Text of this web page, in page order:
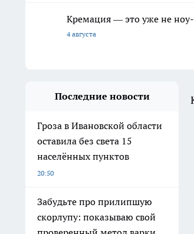
Кремация — это уже не ноу-
4 августа
Последние новости
Гроза в Ивановской области
оставила без света 15
населённых пунктов
20:50
Забудьте про прилипшую
скорлупу: показываю свой